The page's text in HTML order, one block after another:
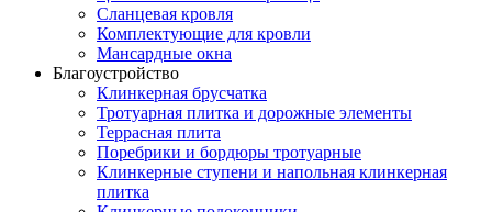
Сланцевая кровля
Комплектующие для кровли
Мансардные окна
Благоустройство
Клинкерная брусчатка
Тротуарная плитка и дорожные элементы
Террасная плита
Поребрики и бордюры тротуарные
Клинкерные ступени и напольная клинкерная
плитка